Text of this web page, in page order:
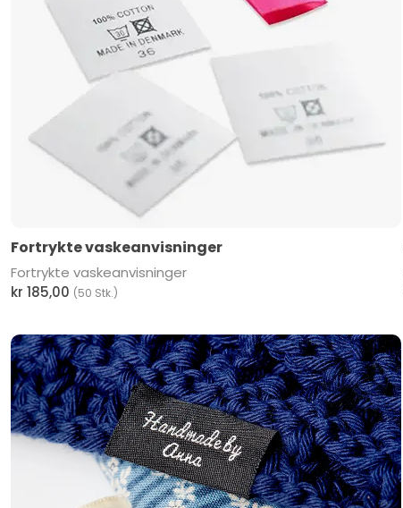
Fortrykte vaskeanvisninger
Fortrykte vaskeanvisninger
kr 185,00 (50 Stk.)